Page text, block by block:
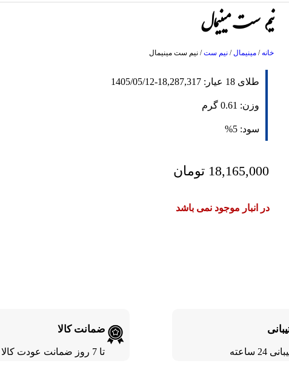
نیم ست مینیمال
خانه/ مینیمال/ نیم ست/ نیم ست مینیمال
طلای 18 عیار: 18,287,317
-
1405/05/12
وزن: 0.61 گرم
سود: 5%
18,165,000 تومان
در انبار موجود نمی باشد
24 ساعته
ضمانت کالا
تا 7 روز ضمانت عودت کالا